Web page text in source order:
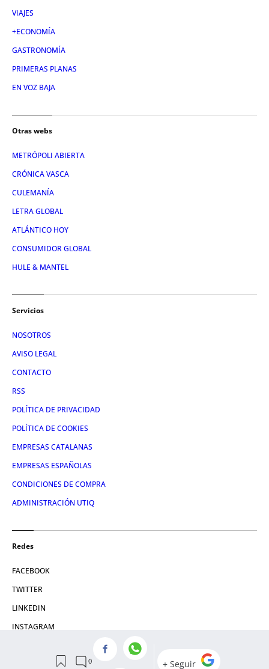
VIAJES
+ECONOMÍA
GASTRONOMÍA
PRIMERAS PLANAS
EN VOZ BAJA
Otras webs
METRÓPOLI ABIERTA
CRÓNICA VASCA
CULEMANÍA
LETRA GLOBAL
ATLÁNTICO HOY
CONSUMIDOR GLOBAL
HULE & MANTEL
Servicios
NOSOTROS
AVISO LEGAL
CONTACTO
RSS
POLÍTICA DE PRIVACIDAD
POLÍTICA DE COOKIES
EMPRESAS CATALANAS
EMPRESAS ESPAÑOLAS
CONDICIONES DE COMPRA
ADMINISTRACIÓN UTIQ
Redes
FACEBOOK
TWITTER
LINKEDIN
INSTAGRAM